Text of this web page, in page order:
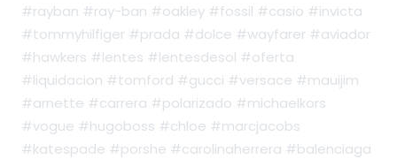
#rayban #ray-ban #oakley #fossil #casio #invicta
#tommyhilfiger #prada #dolce #wayfarer #aviador
#hawkers #lentes #lentesdesol #oferta
#liquidacion #tomford #gucci #versace #mauijim
#arnette #carrera #polarizado #michaelkors
#vogue #hugoboss #chloe #marcjacobs
#katespade #porshe #carolinaherrera #balenciaga